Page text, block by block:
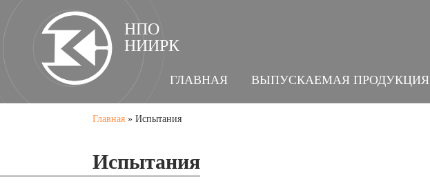
НПО
НИИРК
ГЛАВНАЯ ВЫПУСКАЕМАЯ ПРОДУКЦИЯ
Главная »Испытания
Испытания